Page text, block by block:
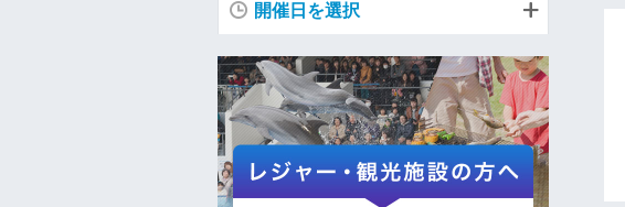
開催日を選択